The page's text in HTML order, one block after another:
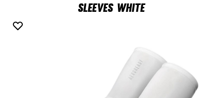
Sleeves White